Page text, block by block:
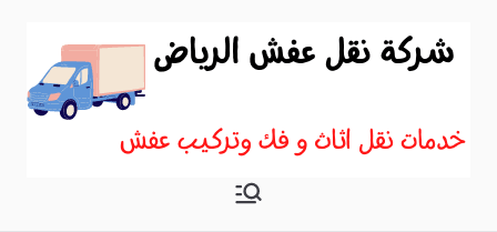
موقع آخر في نقل عفش